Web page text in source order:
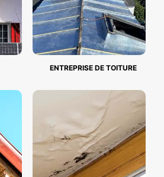
ENTREPRISE DE TOITURE